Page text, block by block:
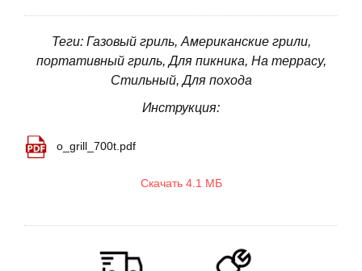
Теги: Газовый гриль, Американские грили,
портативный гриль, Для пикника, На террасу,
Стильный, Для похода
Инструкция:
o_grill_700t.pdf
Скачать 4.1 МБ